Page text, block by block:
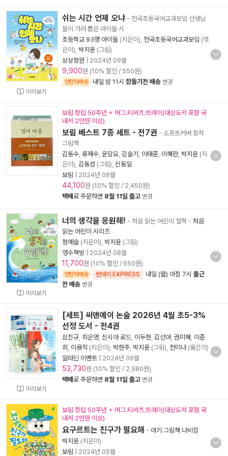
미리보기
쉬는 시간 언제 오냐 - 전국초등국어교과모임 선생님
들이 가려 뽑은 아이들 시
초등학교 93명 아이들 (지은이), 전국초등국어교과모임 (엮
은이), 박지윤 (그림)
상상정원
2024년 09월
9,900원 (10% 할인 / 550원)
양탄자배송 내일 밤 11시 잠들기전 배송 변경
보림 창립 50주년 + 머그.티셔츠.트레이(대상도서 포함 국
내서 2만원 이상)
보림 베스트 7종 세트 - 전7권 - 소프트커버 창작
그림책
김동수 류재수 윤담요 김슬기 이태준 이혜란, 박지윤 (지
은이), 김동성 (그림), 신동일
보림
2024년 08월
44,100원 (10% 할인 / 2,450원)
택배로 주문하면 8월 11일 출고 변경
미리보기
너의 생각을 응원해! - 처음 읽는 어린이 철학 - 처음
읽는 어린이 시리즈
정예슬 (지은이), 박지윤 (그림)
영수책방
2024년 08월
11,700원 (10% 할인 / 650원)
양탄자배송 썬데이 EXPRESS 내일 (월) 아침 7시 출근
전 배송 변경
미리보기
[세트] 씨앤에이 논술 2026년 4월 초5-3%
선정 도서 - 전4권
심진규 최은영 신시아 로드 이두현 김선아, 권미혜
이준
희
이용직 (지은이), 박현주 박지윤 (그림), 천미나(옮긴이)
알라딘 이벤트
2024년 06월
53,730원 (10% 할인 / 2,980원)
택배로 주문하면 8월 11일 출고 변경
보림 창립 50주년 + 머그.티셔츠.트레이(대상도서 포함 국
내서 2만원 이상)
요구르트는 친구가 필요해 - 아기 그림책 나비잠
박지윤 (지은이)
보림
2024년 05월